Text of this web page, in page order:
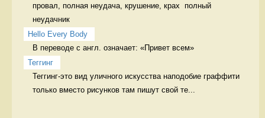
провал, полная неудача, крушение, крах  полный
неудачник
Hello Every Body
В переводе с англ. означает: «Привет всем»
Теггинг
Теггинг-это вид уличного искусства наподобие граффити
только вместо рисунков там пишут свой те...